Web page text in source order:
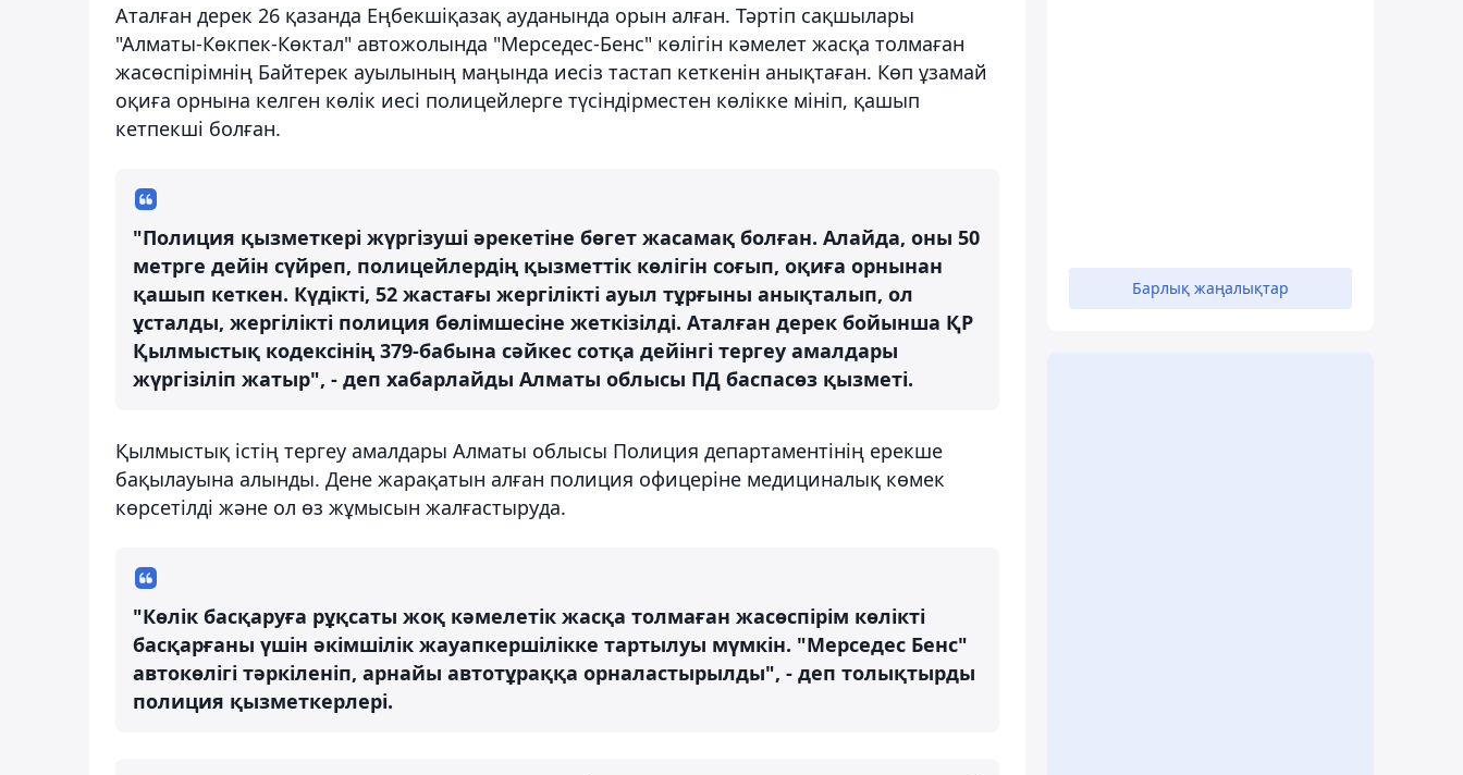
Аталған дерек 26 қазанда Еңбекшіқазақ ауданында орын алған. Тәртіп сақшылары
"Алматы-Көкпек-Көктал" автожолында "Мерседес-Бенс" көлігін кәмелет жасқа толмаған
жасөспірімнің Байтерек ауылының маңында иесіз тастап кеткенін анықтаған. Көп ұзамай
оқиға орнына келген көлік иесі полицейлерге түсіндірместен көлікке мініп, қашып
кетпекші болған.
"Полиция қызметкері жүргізуші әрекетіне бөгет жасамақ болған. Алайда, оны 50
метрге дейін сүйреп, полицейлердің қызметтік көлігін соғып, оқиға орнынан
қашып кеткен. Күдікті, 52 жастағы жергілікті ауыл тұрғыны анықталып, ол
ұсталды, жергілікті полиция бөлімшесіне жеткізілді. Аталған дерек бойынша ҚР
Қылмыстық кодексінің 379-бабына сәйкес сотқа дейінгі тергеу амалдары
жүргізіліп жатыр", - деп хабарлайды Алматы облысы ПД баспасөз қызметі.
Қылмыстық істің тергеу амалдары Алматы облысы Полиция департаментінің ерекше
бақылауына алынды. Дене жарақатын алған полиция офицеріне медициналық көмек
көрсетілді және ол өз жұмысын жалғастыруда.
"Көлік басқаруға рұқсаты жоқ кәмелетік жасқа толмаған жасөспірім көлікті
басқарғаны үшін әкімшілік жауапкершілікке тартылуы мүмкін. "Мерседес Бенс"
автокөлігі тәркіленіп, арнайы автотұраққа орналастырылды", - деп толықтырды
полиция қызметкерлері.
Барлық жаңалықтар